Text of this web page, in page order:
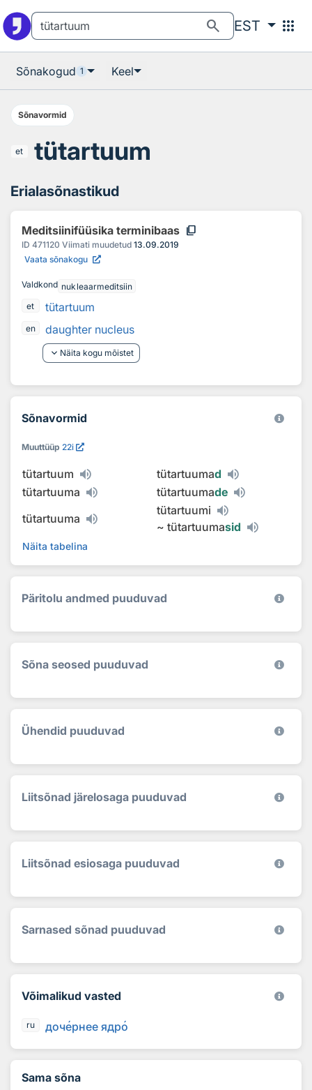
search EST apps
Sõnakogud 1 Keel
Sõnavormid
et tütartuum
Erialasõnastikud
Meditsiinifüüsika terminibaas content_copy
ID 471120 Viimati muudetud 13.09.2019
Vaata sõnakogu
Valdkond nukleaarmeditsiin
et
tütartuum
en
daughter nucleus
keyboard_arrow_down Näita kogu mõistet
Sõnavormid
Muuttüüp 22i
tütartuum tütartuumad
tütartuuma
tütartuumade
tütartuuma
tütartuumi
~ tütartuumasid
Näita tabelina
Päritolu andmed puuduvad
Sõna seosed puuduvad
Ühendid puuduvad
Liitsõnad järelosaga puuduvad
Liitsõnad esiosaga puuduvad
Sarnased sõnad puuduvad
Võimalikud vasted
ru дочернее ядро
Sama sõna